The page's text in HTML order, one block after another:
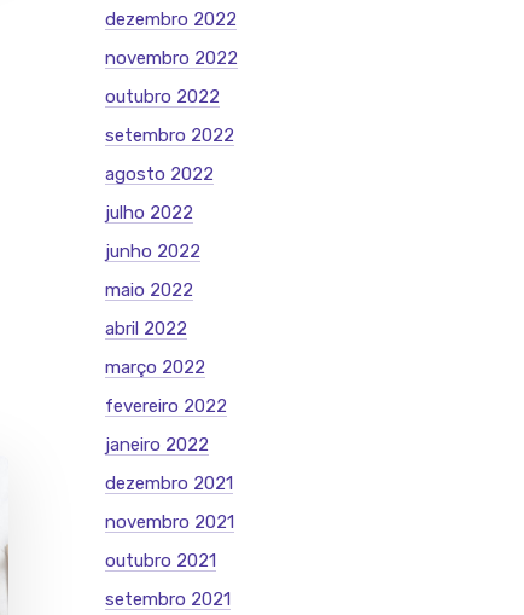
dezembro 2022
novembro 2022
outubro 2022
setembro 2022
agosto 2022
julho 2022
junho 2022
maio 2022
abril 2022
março 2022
fevereiro 2022
janeiro 2022
dezembro 2021
novembro 2021
outubro 2021
setembro 2021